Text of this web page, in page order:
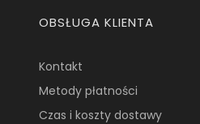
OBSŁUGA KLIENTA
Kontakt
Metody płatności
Czas i koszty dostawy